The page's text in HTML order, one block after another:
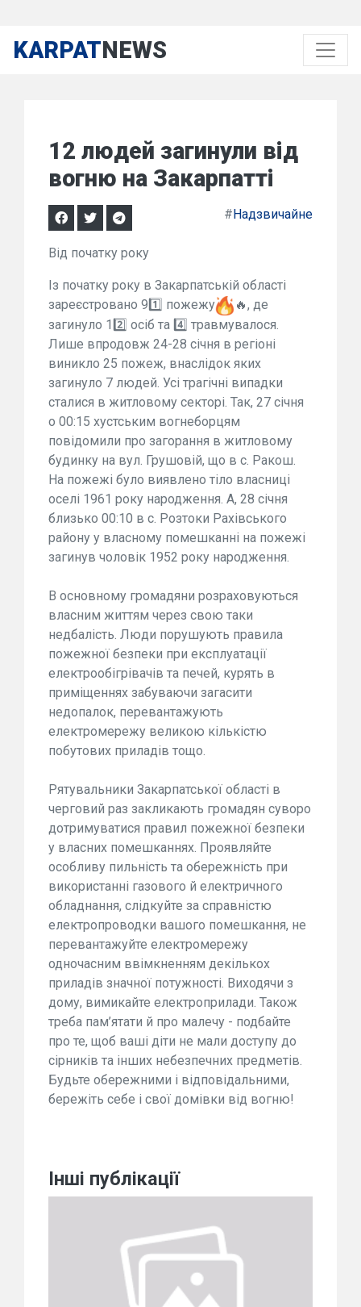
KARPATNEWS
12 людей загинули від
вогню на Закарпатті
#Надзвичайне
Від початку року
Із початку року в Закарпатській області
зареєстровано 9️1️⃣️ пожежу
🔥, де
загинуло 1️2️⃣️ осіб та 4️⃣️ травмувалося.
Лише впродовж 24-28 січня в регіоні
виникло 25 пожеж, внаслідок яких
загинуло 7 людей. Усі трагічні випадки
сталися в житловому секторі. Так, 27 січня
о 00:15 хустським вогнеборцям
повідомили про загорання в житловому
будинку на вул. Грушовій, що в с. Ракош.
На пожежі було виявлено тіло власниці
оселі 1961 року народження. А, 28 січня
близько 00:10 в с. Розтоки Рахівського
району у власному помешканні на пожежі
загинув чоловік 1952 року народження.
В основному громадяни розраховуються
власним життям через свою таки
недбалість. Люди порушують правила
пожежної безпеки при експлуатації
електрообігрівачів та печей, курять в
приміщеннях забуваючи загасити
недопалок, перевантажують
електромережу великою кількістю
побутових приладів тощо.
Рятувальники Закарпатської області в
черговий раз закликають громадян суворо
дотримуватися правил пожежної безпеки
у власних помешканнях. Проявляйте
особливу пильність та обережність при
використанні газового й електричного
обладнання, слідкуйте за справністю
електропроводки вашого помешкання, не
перевантажуйте електромережу
одночасним ввімкненням декількох
приладів значної потужності. Виходячи з
дому, вимикайте електроприлади. Також
треба пам’ятати й про малечу - подбайте
про те, щоб ваші діти не мали доступу до
сірників та інших небезпечних предметів.
Будьте обережними і відповідальними,
бережіть себе і свої домівки від вогню!
Інші публікації